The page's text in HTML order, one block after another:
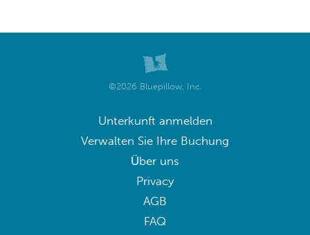
©2026 Bluepillow, Inc.
Unterkunft anmelden
Verwalten Sie Ihre Buchung
Über uns
Privacy
AGB
FAQ